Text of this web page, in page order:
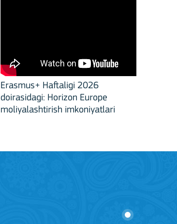
Erasmus+ Haftaligi 2026
doirasidagi: Horizon Europe
moliyalashtirish imkoniyatlari